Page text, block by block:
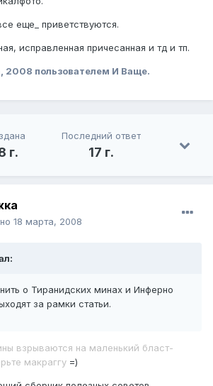
еще_ приветствуются.
исправленная причесанная и тд и тп.
2008 пользователем И Ваще.
г.
Последний ответ
17 г.
18 марта, 2008
о Тиранидских минах и Инферно
за рамки статьи.
взрываются на маленький бласт-
макраггу =)